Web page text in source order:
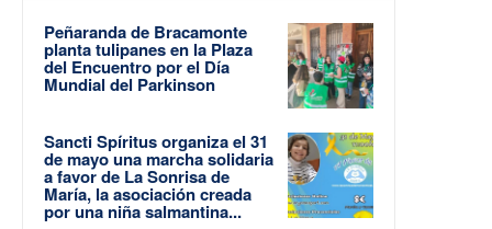
Peñaranda de Bracamonte
planta tulipanes en la Plaza
del Encuentro por el Día
Mundial del Parkinson
Sancti Spíritus organiza el 31
de mayo una marcha solidaria
a favor de La Sonrisa de
María, la asociación creada
por una niña salmantina...